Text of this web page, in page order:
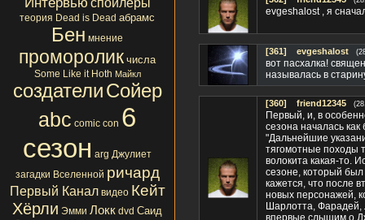
спойлеры
теория Dead is Dead абрамс
Бен мнение
проморолик числа
Some Like it Hoth Майкл
создателиСойер
abc comic con 6
сезон arg Джулиет
загадки Вселенной ричард
Первый Канал видео Кейт
Хёрли Эмми Локк dvd Саид
evgeshalost , я
[361] evgeshalost
вот пасхалка!
называлась в
[360] friend12345
Первый, и, в
сезона началась
"Дальнейшие
тягомотные походы
волокита какая-то.
сезоне, который
кажется, что после
новых персонажей,
Шарлотта, Фарадей,